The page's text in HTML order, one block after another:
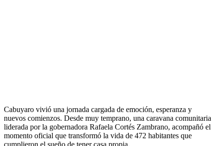
Cabuyaro vivió una jornada cargada de emoción, esperanza y
nuevos comienzos. Desde muy temprano, una caravana comunitaria
liderada por la gobernadora Rafaela Cortés Zambrano, acompañó el
momento oficial que transformó la vida de 472 habitantes que
cumplieron el sueño de tener casa propia.